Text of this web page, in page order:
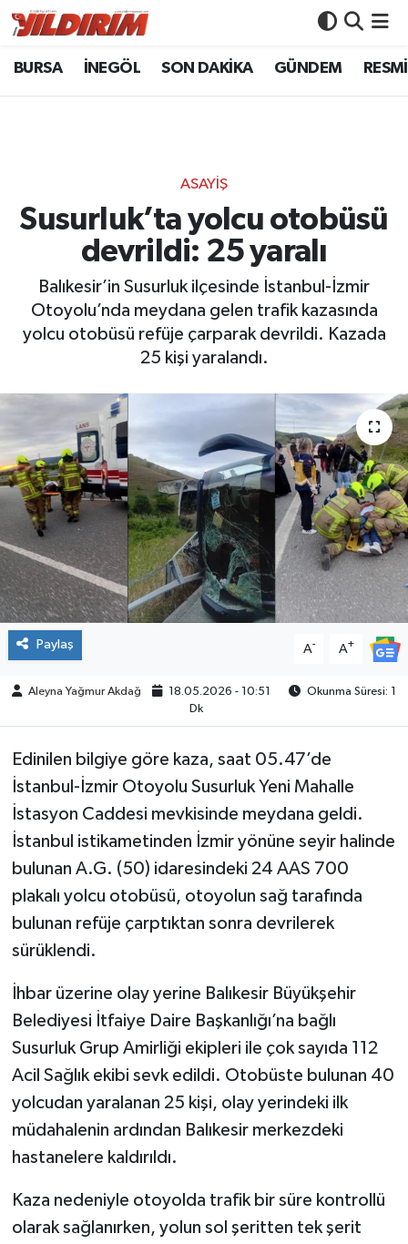
BURSA İNEGÖL SON DAKİKA GÜNDEM
ASAYİŞ
Susurluk’ta yolcu otobüsü
devrildi: 25 yaralı
Balıkesir’in Susurluk ilçesinde İstanbul-İzmir
Otoyolu’nda meydana gelen trafik kazasında
yolcu otobüsü refüje çarparak devrildi. Kazada
25 kişi yaralandı.
Paylaş A- A+
Aleyna Yağmur Akdağ 18.05.2026 - 10:51
Okunma Süresi: 1
Dk
Edinilen bilgiye göre kaza, saat 05.47’de
İstanbul-İzmir Otoyolu Susurluk Yeni Mahalle
İstasyon Caddesi mevkisinde meydana geldi.
İstanbul istikametinden İzmir yönüne seyir halinde
bulunan A.G. (50) idaresindeki 24 AAS 700
plakalı yolcu otobüsü, otoyolun sağ tarafında
bulunan refüje çarptıktan sonra devrilerek
sürüklendi.
İhbar üzerine olay yerine Balıkesir Büyükşehir
Belediyesi İtfaiye Daire Başkanlığı’na bağlı
Susurluk Grup Amirliği ekipleri ile çok sayıda 112
Acil Sağlık ekibi sevk edildi. Otobüste bulunan 40
yolcudan yaralanan 25 kişi, olay yerindeki ilk
müdahalenin ardından Balıkesir merkezdeki
hastanelere kaldırıldı.
Kaza nedeniyle otoyolda trafik bir süre kontrollü
olarak sağlanırken, yolun sol şeritten tek şerit
BURSA
GÜNDEM
RESMİ İLANLAR
KÖŞE YAZILARI
YAŞAM
SPOR
Bursa Nöbetçi Eczaneler
Bursa Trafik Yoğunluk Haritası
Süper Lig Puan Durumu ve Fikstür
Tüm Manşetler
Son Dakika Haberleri
Haber Arşivi